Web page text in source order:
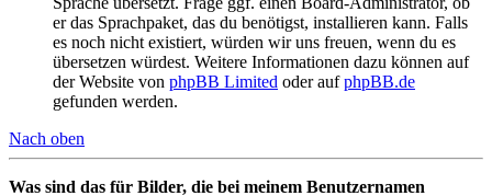
er das Sprachpaket, das du benötigst, installieren kann. Falls
es noch nicht existiert, würden wir uns freuen, wenn du es
übersetzen würdest. Weitere Informationen dazu können auf
der Website von phpBB Limited oder aufphpBB.de
gefunden werden.
Nach oben
Was sind das für Bilder, die bei meinem Benutzernamen